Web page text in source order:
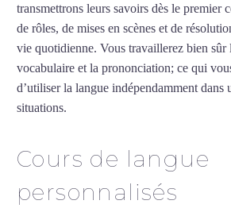
transmettrons leurs savoirs dès le premier
de rôles, de mises en scènes et de
vie quotidienne. Vous travaillerez bien sûr
vocabulaire et la prononciation; ce qui
d’utiliser la langue indépendamment dans
situations.
Cours de langue
personnalisés